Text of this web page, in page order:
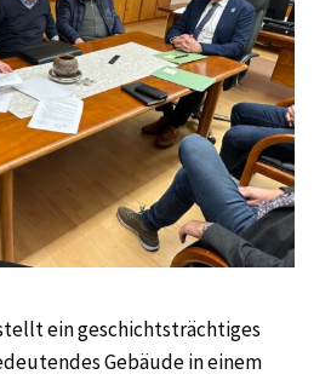
ein geschichtsträchtiges
Gebäude in einem